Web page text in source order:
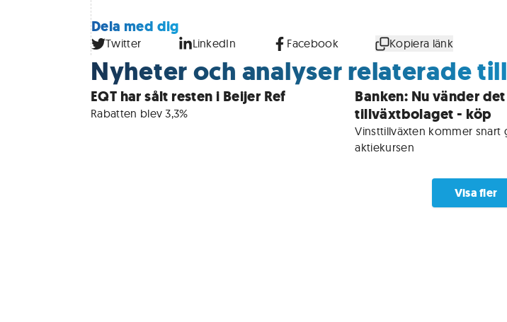
Dela med dig
Twitter LinkedIn Facebook Kopiera länk
Nyheter och analyser relaterade
EQT har sålt resten i Beijer Ref
Rabatten blev 3,3%
Banken: Nu vänder
tillväxtbolaget - köp
Vinsttillväxten kommer snart
aktiekursen
Visa fler